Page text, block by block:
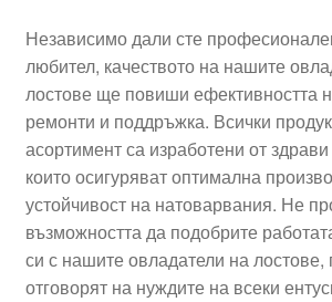
Процедура за рекламации
Разгледайте
Транспорт
Независимо дали сте
любител, качеството на нашите
лостове ще повиши ефективността
ремонти и поддръжка. Всички
асортимент са изработени от
които осигуряват оптимална
устойчивост на натоварвания. Не
възможността да подобрите
си с нашите овладатели на лостове,
отговорят на нуждите на всеки